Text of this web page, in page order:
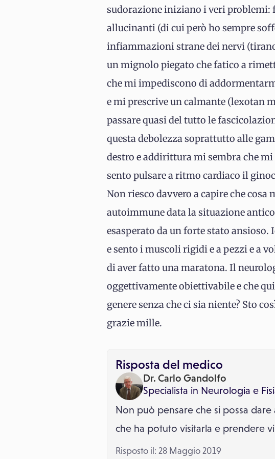
sudorazione iniziano i veri problemi:
allucinanti (di cui però ho sempre
infiammazioni strane dei nervi
un mignolo piegato che fatico a
che mi impediscono di
e mi prescrive un calmante (lexotan
passare quasi del tutto le
questa debolezza soprattutto alle
destro e addirittura mi sembra che
sento pulsare a ritmo cardiaco il
Non riesco davvero a capire che
autoimmune data la situazione
esasperato da un forte stato ansioso.
e sento i muscoli rigidi e a pezzi e a
di aver fatto una maratona. Il
oggettivamente obiettivabile e che
genere senza che ci sia niente? Sto
grazie mille.
Risposta del medico
Dr. Carlo Gandolfo
Specialista in Neurologia e
Non può pensare che si possa
che ha potuto visitarla e prendere
Risposto il: 28 Maggio 2019